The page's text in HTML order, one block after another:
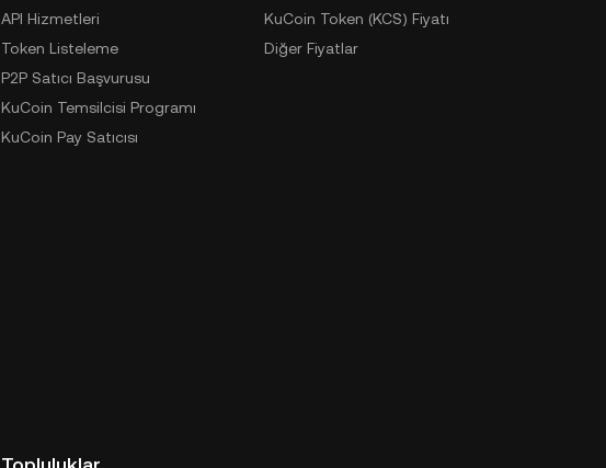
API Hizmetleri
Token Listeleme
P2P Satıcı Başvurusu
KuCoin Temsilcisi Programı
KuCoin Pay Satıcısı
KuCoin Token (KCS) Fiyatı
Diğer Fiyatlar